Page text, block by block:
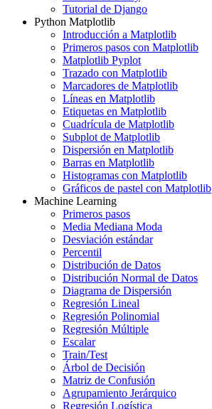
Tutorial de Django
Python Matplotlib
Introducción a Matplotlib
Primeros pasos con Matplotlib
Matplotlib Pyplot
Trazado con Matplotlib
Marcadores de Matplotlib
Líneas en Matplotlib
Etiquetas en Matplotlib
Cuadrícula de Matplotlib
Subplot de Matplotlib
Dispersión en Matplotlib
Barras en Matplotlib
Histogramas con Matplotlib
Gráficos de pastel con Matplotlib
Machine Learning
Primeros pasos
Media Mediana Moda
Desviación estándar
Percentil
Distribución de Datos
Distribución Normal de Datos
Diagrama de Dispersión
Regresión Lineal
Regresión Polinomial
Regresión Múltiple
Escalar
Train/Test
Árbol de Decisión
Matriz de Confusión
Agrupamiento Jerárquico
Regresión Logística